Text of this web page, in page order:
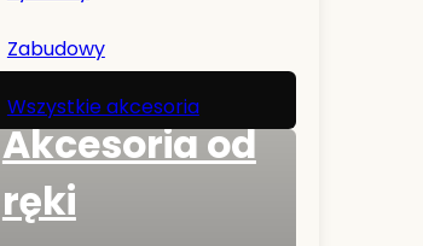
Zabudowy
Wszystkie akcesoria
Akcesoria od
ręki